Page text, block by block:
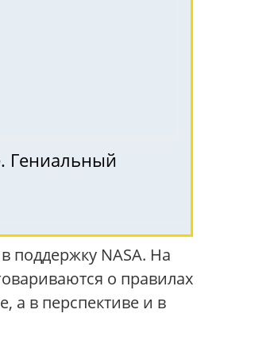
Гениальный
поддержку NASA. На
о правилах
а в перспективе и в